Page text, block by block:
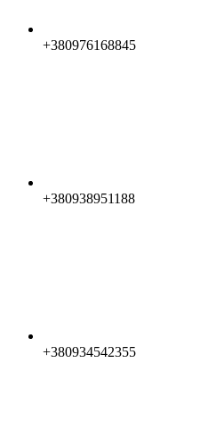
+380976168845
+380938951188
+380934542355